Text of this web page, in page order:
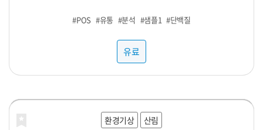
KAD(Key Account Data) - KADA(Key Account Data
#POS #유통 #분석 #샘플1 #단백질
유료
해양농축수산 농식품
재정금융 농식품
재정금융 농식품
해양농축수산 농식품
보건의료 라이프로그
환경기상 산림